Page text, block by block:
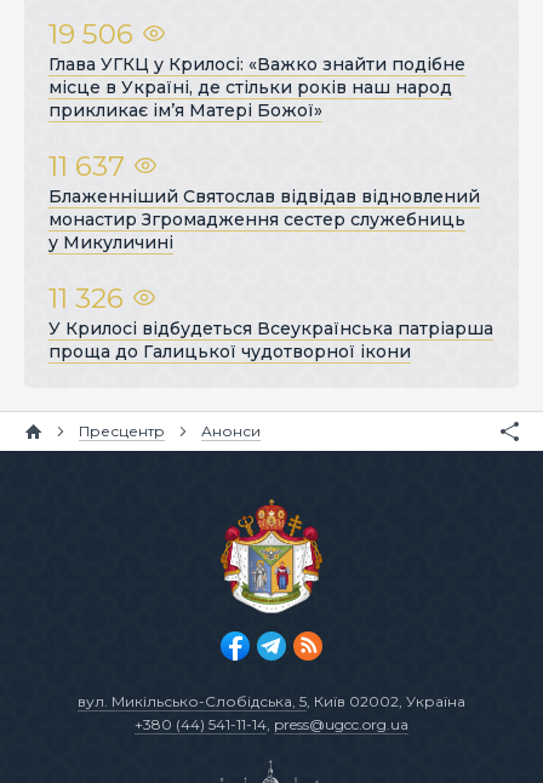
19 506
Глава УГКЦ у Крилосі: «Важко знайти подібне
місце в Україні, де стільки років наш народ
прикликає ім’я Матері Божої»
11 637
Блаженніший Святослав відвідав відновлений
монастир Згромадження сестер служебниць
у Микуличині
11 326
У Крилосі відбудеться Всеукраїнська патріарша
проща до Галицької чудотворної ікони
Пресцентр Анонси
вул. Микільсько-Слобідська, 5, Київ 02002, Україна
+380 (44) 541-11-14, press@ugcc.org.ua